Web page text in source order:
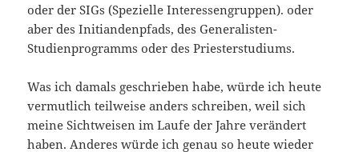
oder der SIGs (Spezielle Interessengruppen). oder
aber des Initiandenpfads, des Generalisten-
Studienprogramms oder des Priesterstudiums.
Was ich damals geschrieben habe, würde ich heute
vermutlich teilweise anders schreiben, weil sich
meine Sichtweisen im Laufe der Jahre verändert
haben. Anderes würde ich genau so heute wieder